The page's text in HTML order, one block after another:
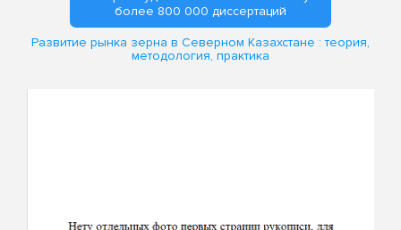
более 800 000 диссертаций
Развитие рынка зерна в Северном Казахстане : теория,
методология, практика